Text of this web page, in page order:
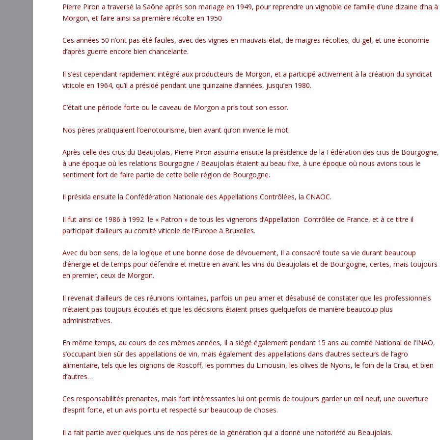
Pierre Piron a traversé la Saône après son mariage en 1949, pour reprendre un vignoble de famille d’une dizaine d’ha à
Morgon, et faire ainsi sa première récolte en 1950
Ces années 50 n’ont pas été faciles, avec des vignes en mauvais état, de maigres récoltes, du gel, et une économie
d’après guerre encore bien chancelante.
Il s’est cependant rapidement intégré aux producteurs de Morgon, et a participé activement à la création du syndicat
viticole en 1964, qu’il a présidé pendant une quinzaine d’années, jusqu’en 1980.
C’était une période forte ou le caveau de Morgon a pris tout son essor.
Nos pères pratiquaient l’oenotourisme, bien avant qu’on invente le mot.
Après celle des crus du Beaujolais, Pierre Piron assuma ensuite la présidence de la Fédération des crus de Bourgogne,
à une époque où les relations Bourgogne / Beaujolais étaient au beau fixe, à une époque où nous avions tous le
sentiment fort de faire partie de cette belle région de Bourgogne.
Il présida ensuite la Confédération Nationale des Appellations Contrôlées, la CNAOC.
Il fut ainsi de 1986 à 1992 le « Patron » de tous les vignerons d’Appellation Contrôlée de France, et à ce titre il
participait d’ailleurs au comité viticole de l’Europe à Bruxelles.
Avec du bon sens, de la logique et une bonne dose de dévouement, Il a consacré toute sa vie durant beaucoup
d’énergie et de temps pour défendre et mettre en avant les vins du Beaujolais et de Bourgogne, certes, mais toujours
en premier, ceux de Morgon.
Il revenait d’ailleurs de ces réunions lointaines, parfois un peu amer et désabusé de constater que les professionnels
n’étaient pas toujours écoutés et que les décisions étaient prises quelquefois de manière beaucoup plus
administratives.
En même temps, au cours de ces mêmes années, Il a siégé également pendant 15 ans au comité National de l’INAO,
s’occupant bien sûr des appellations de vin, mais également des appellations dans d’autres secteurs de l’agro
alimentaire, tels que les oignons de Roscoff, les pommes du Limousin, les olives de Nyons, le foin de la Crau, et bien
d’autres…
Ces responsabilités prenantes, mais fort intéressantes lui ont permis de toujours garder un œil neuf, une ouverture
d’esprit forte, et un avis pointu et respecté sur beaucoup de choses.
Il a fait partie avec quelques uns de nos pères de la génération qui a donné une notoriété au Beaujolais.